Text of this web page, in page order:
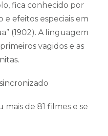
fica conhecido por
efeitos especiais em
(1902). A linguagem
vagidos e as
de 81 filmes e se